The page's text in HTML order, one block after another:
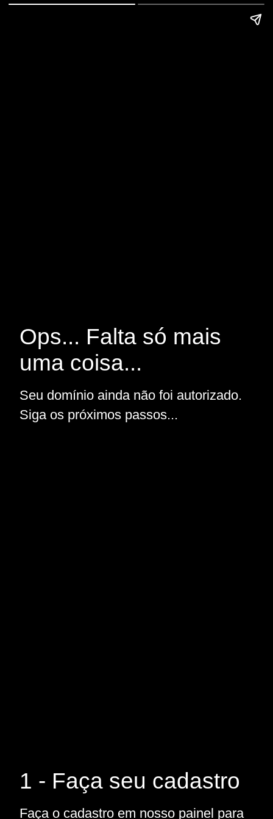
Ops... Falta só mais
uma coisa...
Seu domínio ainda não foi autorizado.
Siga os próximos passos...
1 - Faça seu cadastro
Faça o cadastro em nosso painel para